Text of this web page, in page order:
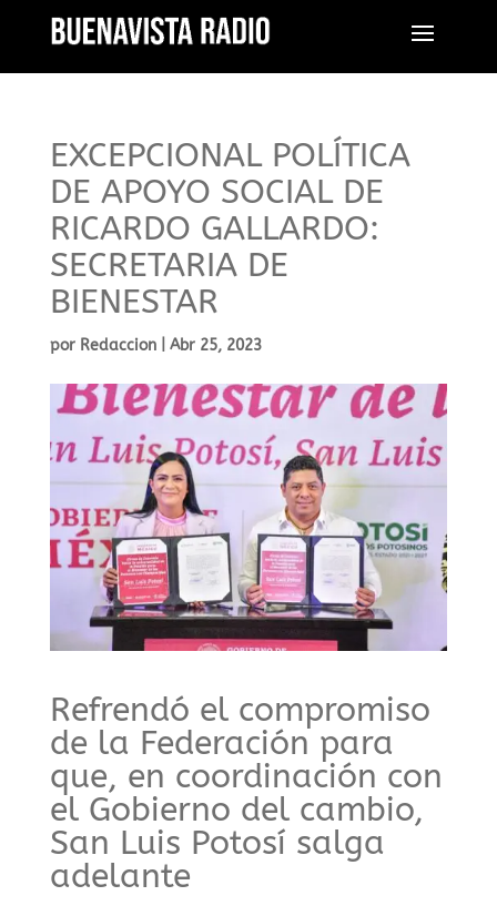
EXCEPCIONAL POLÍTICA
DE APOYO SOCIAL DE
RICARDO GALLARDO:
SECRETARIA DE
BIENESTAR
por Redaccion| Abr 25, 2023
Refrendó el compromiso
de la Federación para
que, en coordinación con
el Gobierno del cambio,
San Luis Potosí salga
adelante